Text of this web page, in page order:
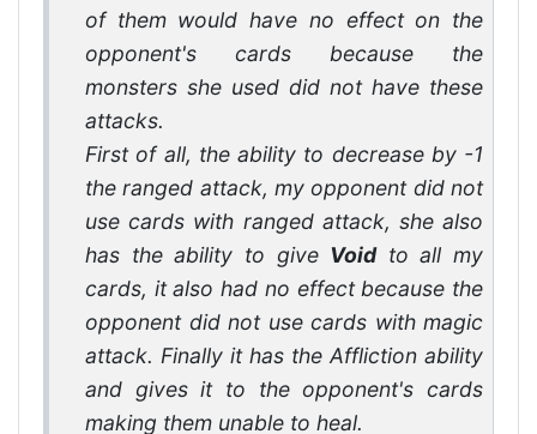
of them would have no effect on the
opponent's cards because the
monsters she used did not have these
attacks.
First of all, the ability to decrease by -1
the ranged attack, my opponent did not
use cards with ranged attack, she also
has the ability to give Voidto all my
cards, it also had no effect because the
opponent did not use cards with magic
attack. Finally it has the Affliction ability
and gives it to the opponent's cards
making them unable to heal.